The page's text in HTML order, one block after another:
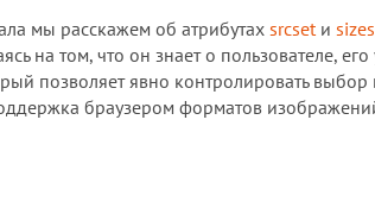
мы расскажем об атрибутах srcset и sizes
на том, что он знает о пользователе, его
позволяет явно контролировать выбор
браузером форматов